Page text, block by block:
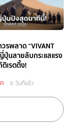
รพลาด “VIVANT
ปุ่นสายลับกระแสแรง
เรตติ้ง!
6 วันที่แล้ว